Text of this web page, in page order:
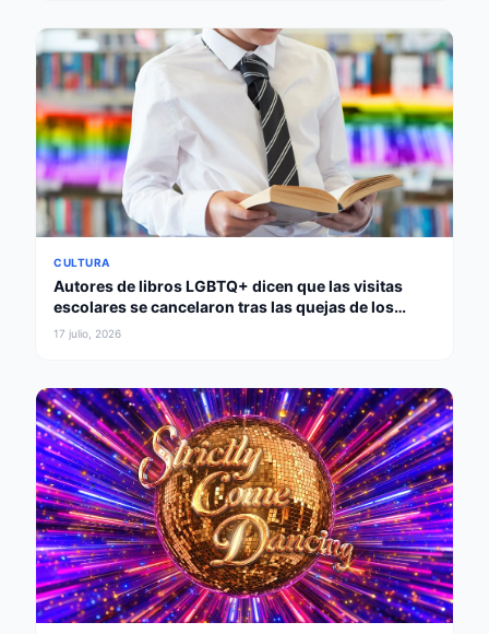
CULTURA
Autores de libros LGBTQ+ dicen que las visitas
escolares se cancelaron tras las quejas de los
padres
17 julio, 2026